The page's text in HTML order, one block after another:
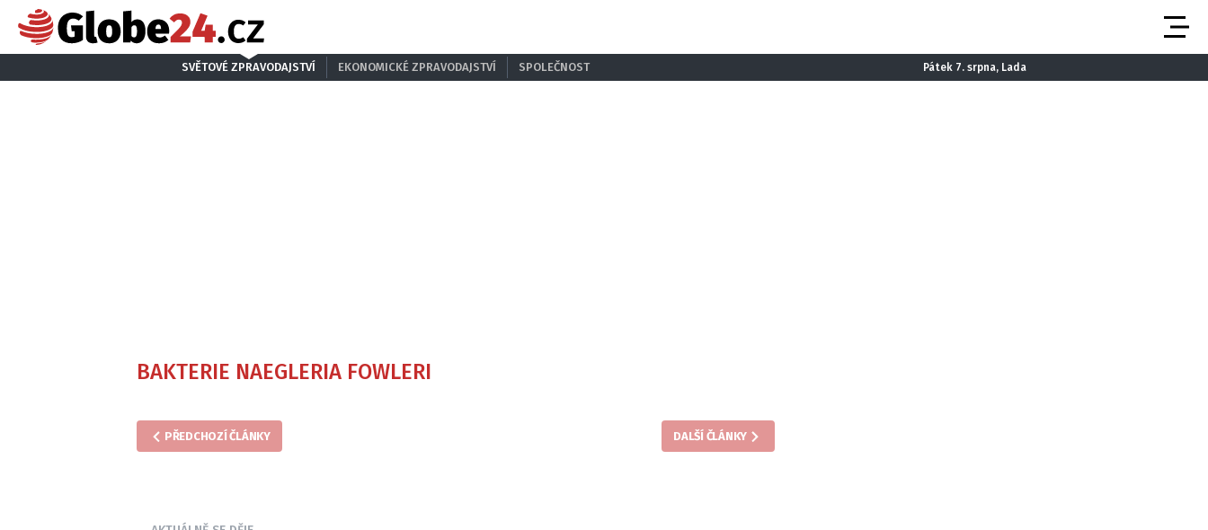
SVĚTOVÉ ZPRAVODAJSTVÍ EKONOMICKÉ ZPRAVODAJSTVÍ SPOLEČNOST Pátek 7. srpna, Lada
BAKTERIE NAEGLERIA FOWLERI
PŘEDCHOZÍ ČLÁNKY DALŠÍ ČLÁNKY